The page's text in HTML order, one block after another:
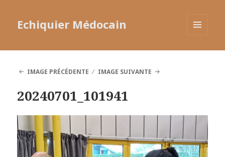
Echiquier Médocain
IMAGE PRÉCÉDENTE
IMAGE SUIVANTE
20240701_101941